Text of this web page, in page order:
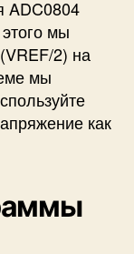
ADC0804
мы
2) на
мы
как